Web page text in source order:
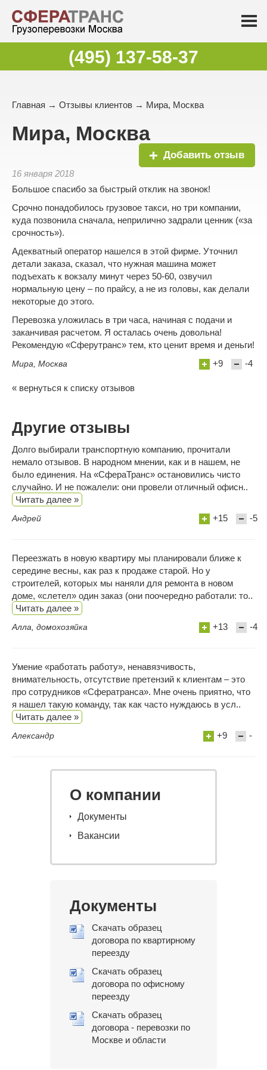
(495) 137-58-37
Главная → Отзывы клиентов → Мира, Москва
Мира, Москва
Добавить отзыв
16 января 2018
Большое спасибо за быстрый отклик на звонок!
Срочно понадобилось грузовое такси, но три компании,
куда позвонила сначала, неприлично задрали ценник («за
срочность»).
Адекватный оператор нашелся в этой фирме. Уточнил
детали заказа, сказал, что нужная машина может
подъехать к вокзалу минут через 50-60, озвучил
нормальную цену – по прайсу, а не из головы, как делали
некоторые до этого.
Перевозка уложилась в три часа, начиная с подачи и
заканчивая расчетом. Я осталась очень довольна!
Рекомендую «Сферутранс» тем, кто ценит время и деньги!
Мира, Москва +9 -4
« вернуться к списку отзывов
Другие отзывы
Долго выбирали транспортную компанию, прочитали
немало отзывов. В народном мнении, как и в нашем, не
было единения. На «СфераТранс» остановились чисто
случайно. И не пожалели: они провели отличный офисн..
Читать далее »
Андрей +15 -5
Переезжать в новую квартиру мы планировали ближе к
середине весны, как раз к продаже старой. Но у
строителей, которых мы наняли для ремонта в новом
доме, «слетел» один заказ (они поочередно работали: то..
Читать далее »
Алла, домохозяйка +13 -4
Умение «работать работу», ненавязчивость,
внимательность, отсутствие претензий к клиентам – это
про сотрудников «Сфератранса». Мне очень приятно, что
я нашел такую команду, так как часто нуждаюсь в усл..
Читать далее »
Александр +9 -
О компании
Документы
Вакансии
Документы
Скачать образец
договора по квартирному
переезду
Скачать образец
договора по офисному
переезду
Скачать образец
договора - перевозки по
Москве и области